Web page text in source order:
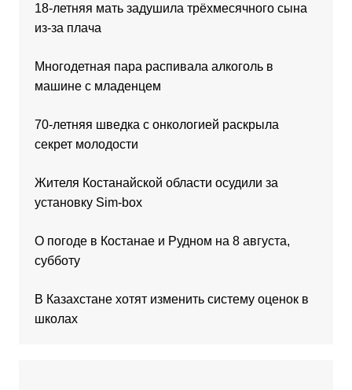
18-летняя мать задушила трёхмесячного сына
из-за плача
Многодетная пара распивала алкоголь в
машине с младенцем
70-летняя шведка с онкологией раскрыла
секрет молодости
Жителя Костанайской области осудили за
установку Sim-box
О погоде в Костанае и Рудном на 8 августа,
субботу
В Казахстане хотят изменить систему оценок в
школах